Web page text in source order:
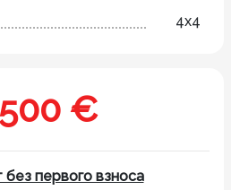
4x4
€
первого взноса